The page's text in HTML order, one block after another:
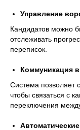
Управление
Кандидатов можно
отслеживать
переписок.
Коммуникация
Система позволяет
чтобы связаться с
переключения
Изучить